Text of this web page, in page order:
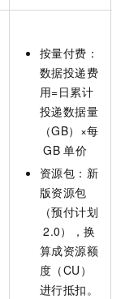
按量付费：
数据投递费
用=日累计
投递数据量
（GB）×每
GB 单价
资源包： 新
版资源包
（预付计划
2.0）
，换
算成资源额
度（CU）
进行抵扣。